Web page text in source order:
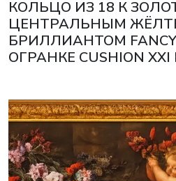
КОЛЬЦО ИЗ 18 К
ЦЕНТРАЛЬНЫМ
БРИЛЛИАНТОМ FANCY
ОГРАНКЕ CUSHION XXI